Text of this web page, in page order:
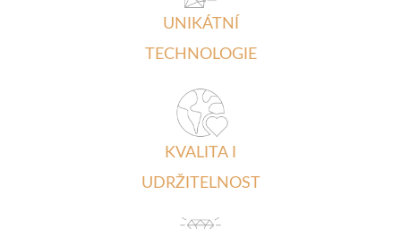
UNIKÁTNÍ
TECHNOLOGIE
KVALITA I
UDRŽITELNOST